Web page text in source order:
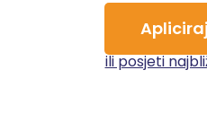
ili posjeti